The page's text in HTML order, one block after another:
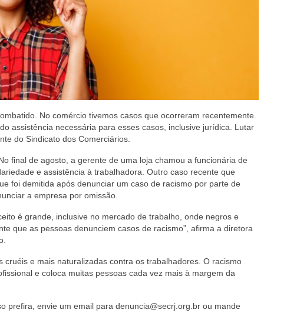
No comércio tivemos casos que ocorreram recentemente.
assistência necessária para esses casos, inclusive jurídica. Lutar
do Sindicato dos Comerciários.
final de agosto, a gerente de uma loja chamou a funcionária de
e assistência à trabalhadora. Outro caso recente que
foi demitida após denunciar um caso de racismo por parte de
a empresa por omissão.
é grande, inclusive no mercado de trabalho, onde negros e
que as pessoas denunciem casos de racismo”, afirma a diretora
e mais naturalizadas contra os trabalhadores. O racismo
e coloca muitas pessoas cada vez mais à margem da
prefira, envie um email para denuncia@secrj.org.br ou mande